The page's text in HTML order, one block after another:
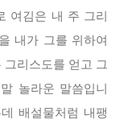
여김은 내 주 그리
내가 그를 위하여
리스도를 얻고 그
놀라운 말씀입니
배설물처럼 내팽